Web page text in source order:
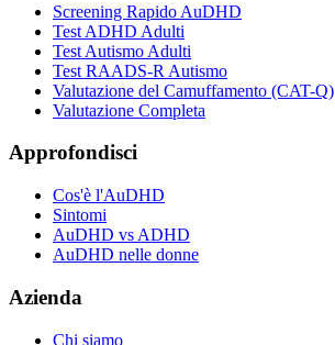
Screening Rapido AuDHD
Test ADHD Adulti
Test Autismo Adulti
Test RAADS-R Autismo
Valutazione del Camuffamento (CAT-Q)
Valutazione Completa
Approfondisci
Cos'è l'AuDHD
Sintomi
AuDHD vs ADHD
AuDHD nelle donne
Azienda
Chi siamo